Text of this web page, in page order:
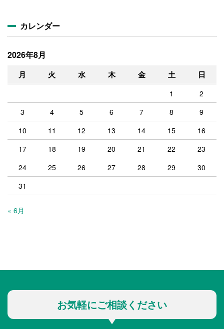
カレンダー
2026年8月
月 火 水 木 金 土 日
1
2
3
4 5 6 7 8
9
10
11 12 13 14 15
16
17
18 19 20 21 22
23
24
25 26 27 28 29
30
31
« 6月
お気軽にご相談ください